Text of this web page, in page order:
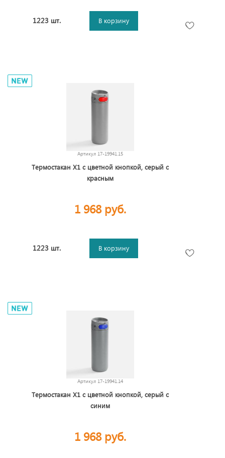
1223 шт. В корзину
Артикул 17-19941.15
Термостакан X1 с цветной кнопкой, серый с
красным
1 968 руб.
1223 шт. В корзину
Артикул 17-19941.14
Термостакан X1 с цветной кнопкой, серый с
синим
1 968 руб.